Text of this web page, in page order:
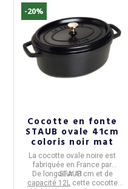
-20%
Cocotte en fonte
STAUB ovale 41cm
coloris noir mat
La cocotte ovale noire est
fabriquée en France par
STAUB .
De longueur 41cm et de
capacité 12L cette cocotte